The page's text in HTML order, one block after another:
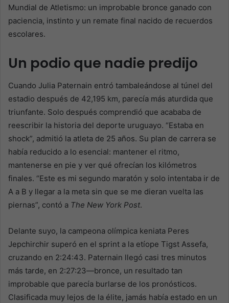
Mundial de Atletismo: un improbable bronce ganado con
paciencia, instinto y un remate final nacido de recuerdos
escolares.
Un podio que nadie predijo
Cuando Julia Paternain entró tambaleándose al túnel del
estadio después de 42,195 km, parecía más aturdida que
triunfante. Solo después comprendió que acababa de
reescribir la historia del deporte uruguayo. “Estaba en
shock”, admitió la atleta de 25 años. Su plan de carrera se
había reducido a lo esencial: mantener el ritmo,
mantenerse en pie y ver qué ofrecían los kilómetros
finales. “Este es mi segundo maratón y solo intentaba ir de
A a B y llegar a la meta sin que se me dieran vuelta las
piernas”, contó a The New York Post.
Delante suyo, la campeona olímpica keniata Peres
Jepchirchir superó en el sprint a la etíope Tigst Assefa,
cruzando en 2:24:43. Paternain llegó casi tres minutos
más tarde, en 2:27:23—bronce, un resultado tan
improbable que parecía burlarse de los pronósticos.
Clasificada muy lejos de la élite, jamás había estado en un